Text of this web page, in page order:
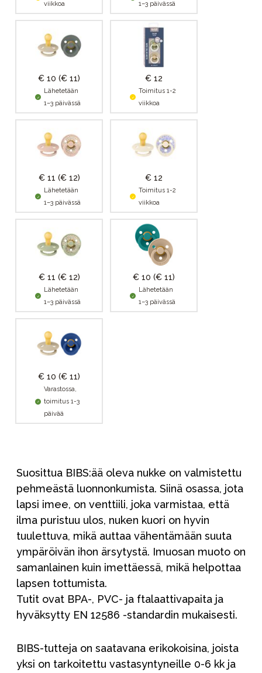
viikkoa 1–3 päivässä
€ 10 (€ 11)
Lähetetään
1–3 päivässä
€ 12
Toimitus 1-2
viikkoa
€ 11 (€ 12)
Lähetetään
1–3 päivässä
€ 12
Toimitus 1-2
viikkoa
€ 11 (€ 12)
Lähetetään
1–3 päivässä
€ 10 (€ 11)
Lähetetään
1–3 päivässä
€ 10 (€ 11)
Varastossa,
toimitus 1-3
päivää
Suosittua BIBS:ää oleva nukke on valmistettu
pehmeästä luonnonkumista. Siinä osassa, jota
lapsi imee, on venttiili, joka varmistaa, että
ilma puristuu ulos, nuken kuori on hyvin
tuulettuva, mikä auttaa vähentämään suuta
ympäröivän ihon ärsytystä. Imuosan muoto on
samanlainen kuin imettäessä, mikä helpottaa
lapsen tottumista.
Tutit ovat BPA-, PVC- ja ftalaattivapaita ja
hyväksytty EN 12586 -standardin mukaisesti.
BIBS-tutteja on saatavana erikokoisina, joista
yksi on tarkoitettu vastasyntyneille 0-6 kk ja